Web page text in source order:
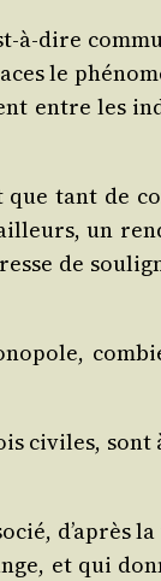
à-dire
le
entre les
que tant de
un
de
civiles, sont
d’a­près
et qui